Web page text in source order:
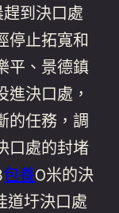
到決口處
停止拓寬和
平、景德鎮
決口處，
的任務，調
口處的封堵
包養0米的決
道圩決口處